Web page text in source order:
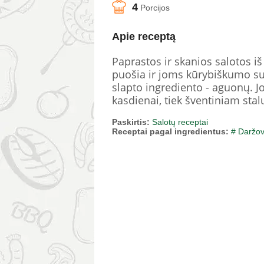
4 Porcijos
Apie receptą
Paprastos ir skanios salotos
puošia ir joms kūrybiškumo
slapto ingrediento - aguonų.
kasdienai, tiek šventiniam
Paskirtis: Salotų receptai
Receptai pagal ingredientus: #